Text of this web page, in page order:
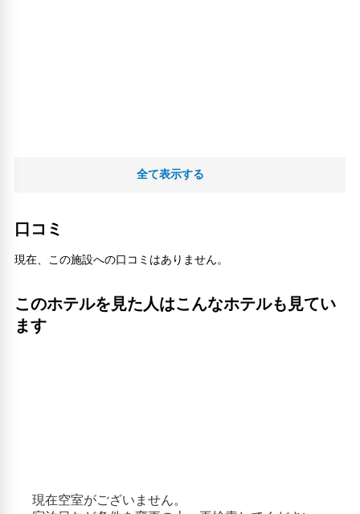
全て表示する
口コミ
現在、この施設への口コミはありません。
このホテルを見た人はこんなホテルも見てい
ます